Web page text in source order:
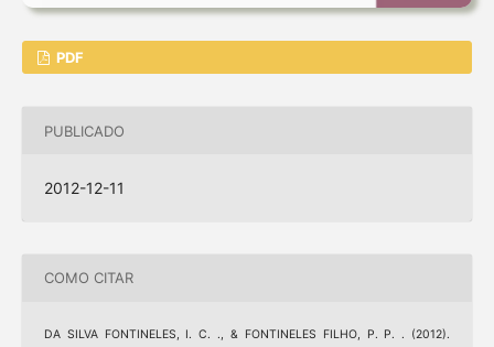
PDF
PUBLICADO
2012-12-11
COMO CITAR
DA SILVA FONTINELES, I. C. ., & FONTINELES FILHO, P. P. . (2012).